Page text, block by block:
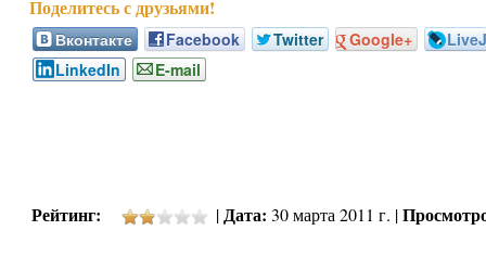
Вконтакте Facebook Twitter Google+
LinkedIn
E-mail
Рейтинг: | Дата: 30 марта 2011 г. |